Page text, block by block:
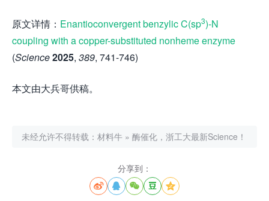
原文详情： Enantioconvergent benzylic C(sp3)-N
coupling with a copper-substituted nonheme enzyme
(Science2025, 389, 741-746)
本文由大兵哥供稿。
未经允许不得转载： 材料牛 » 酶催化，浙工大最新Science！
分享到：
    